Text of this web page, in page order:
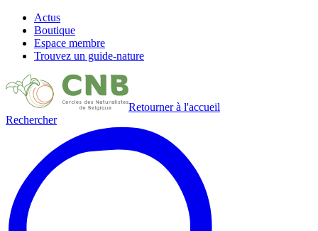
Actus
Boutique
Espace membre
Trouvez un guide-nature
Retourner à l'accueil
Rechercher